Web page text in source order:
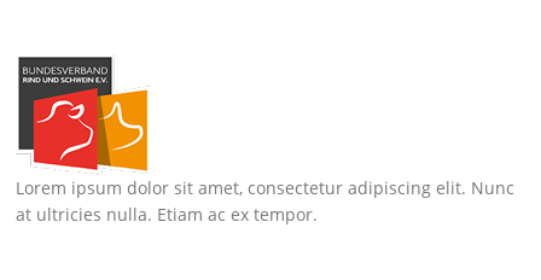
Lorem ipsum dolor sit amet, consectetur adipiscing elit. Nunc
at ultricies nulla. Etiam ac ex tempor.